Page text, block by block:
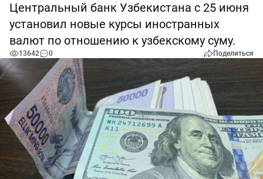
Центральный банк Узбекистана с 25 июня
установил новые курсы иностранных
валют по отношению к узбекскому суму.
13642 0 Поделиться